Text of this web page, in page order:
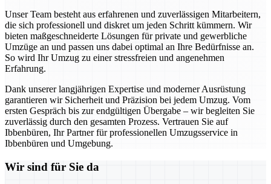
Unser Team besteht aus erfahrenen und zuverlässigen Mitarbeitern,
die sich professionell und diskret um jeden Schritt kümmern. Wir
bieten maßgeschneiderte Lösungen für private und gewerbliche
Umzüge an und passen uns dabei optimal an Ihre Bedürfnisse an.
So wird Ihr Umzug zu einer stressfreien und angenehmen
Erfahrung.
Dank unserer langjährigen Expertise und moderner Ausrüstung
garantieren wir Sicherheit und Präzision bei jedem Umzug. Vom
ersten Gespräch bis zur endgültigen Übergabe – wir begleiten Sie
zuverlässig durch den gesamten Prozess. Vertrauen Sie auf
Ibbenbüren, Ihr Partner für professionellen Umzugsservice in
Ibbenbüren und Umgebung.
Wir sind für Sie da